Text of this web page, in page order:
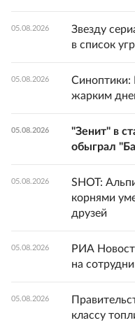
05.08.2026
Звезду
в список
05.08.2026
Синоптики:
жарким
05.08.2026
"Зенит" в
обыграл
05.08.2026
SHOT:
корнями
друзей
05.08.2026
РИА
на
05.08.2026
классу